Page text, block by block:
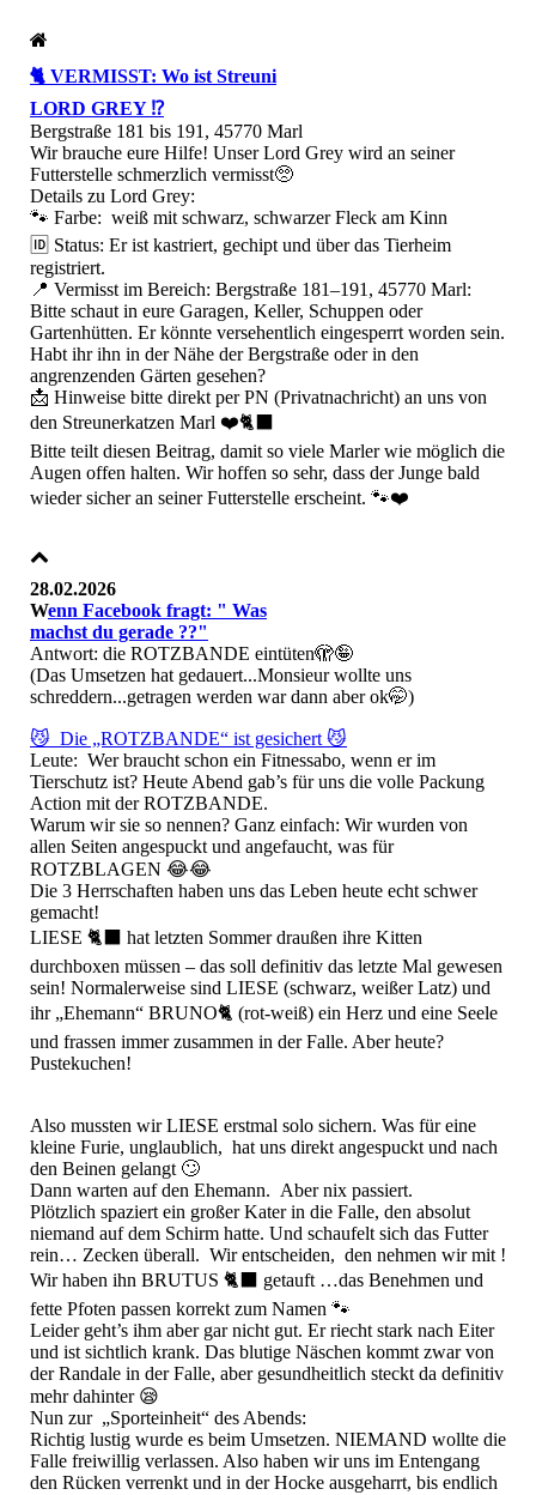
🐈 VERMISST: Wo ist Streuni
LORD GREY ⁉️
Bergstraße 181 bis 191, 45770 Marl
​Wir brauche eure Hilfe! Unser Lord Grey wird an seiner
Futterstelle schmerzlich vermisst🥺
​Details zu Lord Grey:
​🐾 Farbe: weiß mit schwarz, schwarzer Fleck am Kinn
​🆔 Status: Er ist kastriert, gechipt und über das Tierheim
registriert.
​📍 Vermisst im Bereich: Bergstraße 181–191, 45770 Marl:
​Bitte schaut in eure Garagen, Keller, Schuppen oder
Gartenhütten. Er könnte versehentlich eingesperrt worden sein.
​Habt ihr ihn in der Nähe der Bergstraße oder in den
angrenzenden Gärten gesehen?
​📩 Hinweise bitte direkt per PN (Privatnachricht) an uns von
den Streunerkatzen Marl ❤️🐈‍⬛
​Bitte teilt diesen Beitrag, damit so viele Marler wie möglich die
Augen offen halten. Wir hoffen so sehr, dass der Junge bald
wieder sicher an seiner Futterstelle erscheint. 🐾❤️
28.02.2026
Wenn Facebook fragt: " Was
machst du gerade ??"
Antwort: die ROTZBANDE eintüten🫣🤪
(Das Umsetzen hat gedauert...Monsieur wollte uns
schreddern...getragen werden war dann aber ok🤭)
😼 Die „ROTZBANDE“ ist gesichert 😼
Leute: Wer braucht schon ein Fitnessabo, wenn er im
Tierschutz ist? Heute Abend gab’s für uns die volle Packung
Action mit der ROTZBANDE.
Warum wir sie so nennen? Ganz einfach: Wir wurden von
allen Seiten angespuckt und angefaucht, was für
ROTZBLAGEN 😂😂
Die 3 Herrschaften haben uns das Leben heute echt schwer
gemacht!
LIESE 🐈‍⬛ hat letzten Sommer draußen ihre Kitten
durchboxen müssen – das soll definitiv das letzte Mal gewesen
sein! Normalerweise sind LIESE (schwarz, weißer Latz) und
ihr „Ehemann“ BRUNO🐈 (rot-weiß) ein Herz und eine Seele
und frassen immer zusammen in der Falle. Aber heute?
Pustekuchen!
Also mussten wir LIESE erstmal solo sichern. Was für eine
kleine Furie, unglaublich, hat uns direkt angespuckt und nach
den Beinen gelangt 🙄
Dann warten auf den Ehemann. Aber nix passiert.
Plötzlich spaziert ein großer Kater in die Falle, den absolut
niemand auf dem Schirm hatte. Und schaufelt sich das Futter
rein… Zecken überall. Wir entscheiden, den nehmen wir mit !
Wir haben ihn BRUTUS 🐈‍⬛ getauft …das Benehmen und
fette Pfoten passen korrekt zum Namen 🐾
Leider geht’s ihm aber gar nicht gut. Er riecht stark nach Eiter
und ist sichtlich krank. Das blutige Näschen kommt zwar von
der Randale in der Falle, aber gesundheitlich steckt da definitiv
mehr dahinter 😪
Nun zur „Sporteinheit“ des Abends:
Richtig lustig wurde es beim Umsetzen. NIEMAND wollte die
Falle freiwillig verlassen. Also haben wir uns im Entengang
den Rücken verrenkt und in der Hocke ausgeharrt, bis endlich